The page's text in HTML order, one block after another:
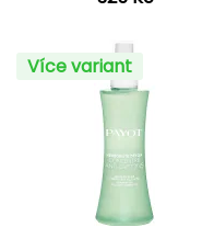
Více variant